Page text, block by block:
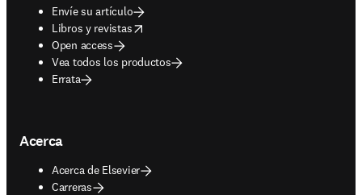
Envíe su artículo
Libros y revistas
opens in new tab/window
Open access
Vea todos los productos
Errata
Acerca
Acerca de Elsevier
Carreras